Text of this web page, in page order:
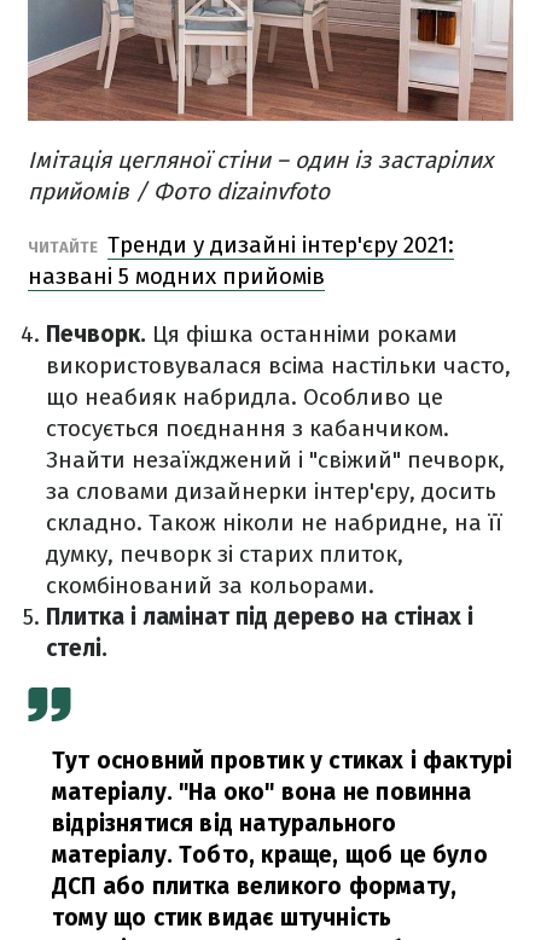
Імітація цегляної стіни – один із застарілих
прийомів / Фото dizainvfoto
ЧИТАЙТЕ Тренди у дизайні інтер'єру 2021:
названі 5 модних прийомів
Печворк. Ця фішка останніми роками
використовувалася всіма настільки часто,
що неабияк набридла. Особливо це
стосується поєднання з кабанчиком.
Знайти незаїжджений і "свіжий" печворк,
за словами дизайнерки інтер'єру, досить
складно. Також ніколи не набридне, на її
думку, печворк зі старих плиток,
скомбінований за кольорами.
Плитка і ламінат під дерево на стінах і
стелі.
Тут основний провтик у стиках і фактурі
матеріалу. "На око" вона не повинна
відрізнятися від натурального
матеріалу. Тобто, краще, щоб це було
ДСП або плитка великого формату,
тому що стик видає штучність